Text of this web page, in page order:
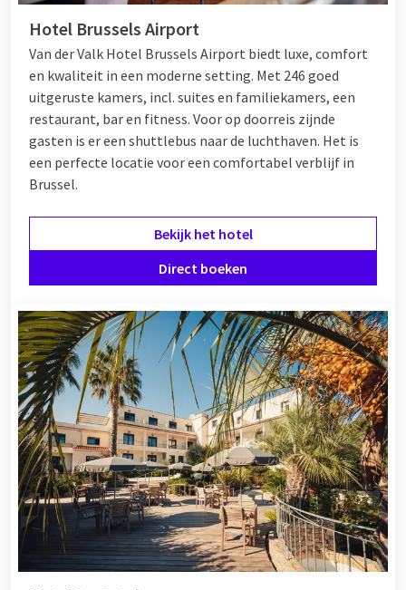
Hotel Brussels Airport
Van der Valk Hotel Brussels Airport biedt luxe, comfort
en kwaliteit in een moderne setting. Met 246 goed
uitgeruste kamers, incl. suites en familiekamers, een
restaurant, bar en fitness. Voor op doorreis zijnde
gasten is er een shuttlebus naar de luchthaven. Het is
een perfecte locatie voor een comfortabel verblijf in
Brussel.
Bekijk het hotel
Direct boeken